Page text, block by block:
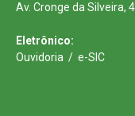
Av. Cronge da Silveira,
Eletrônico:
Ouvidoria / e-SIC